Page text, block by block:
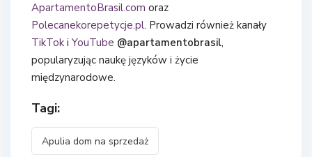
ApartamentoBrasil.com oraz
Polecanekorepetycje.pl. Prowadzi również kanały
TikTok i YouTube @apartamentobrasil,
popularyzując naukę języków i życie
międzynarodowe.
Tagi:
Apulia dom na sprzedaż